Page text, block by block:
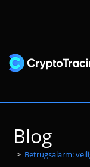
Inhalt
Blog
> Betrugsalarm: